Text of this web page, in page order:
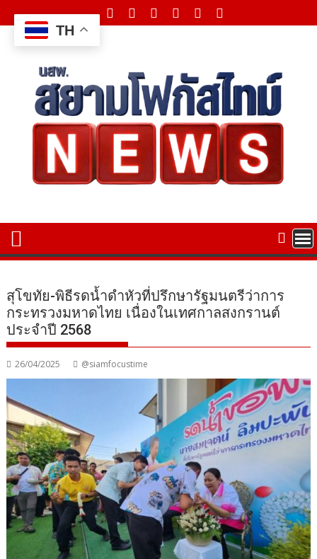
to
content
สุโขทัย-พิธีรดน้ำดำหัวที่ปรึกษารัฐมนตรีว่าการ
กระทรวงมหาดไทย เนื่องในเทศกาลสงกรานต์
ประจำปี 2568
26/04/2025 @siamfocustime
TH